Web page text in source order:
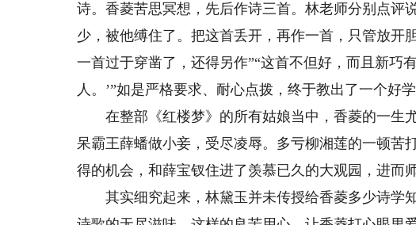
诗。香菱苦思冥想，先后作诗三首。林老师分别点评
少，被他缚住了。把这首丢开，再作一首，只管放开
一首过于穿凿了，还得另作”“这首不但好，而且新巧
人。’”如是严格要求、耐心点拨，终于教出了一个好学
在整部《红楼梦》的所有姑娘当中，香菱的一生
呆霸王薛蟠做小妾，受尽凌辱。多亏柳湘莲的一顿苦
得的机会，和薛宝钗住进了羡慕已久的大观园，进而
其实细究起来，林黛玉并未传授给香菱多少诗学